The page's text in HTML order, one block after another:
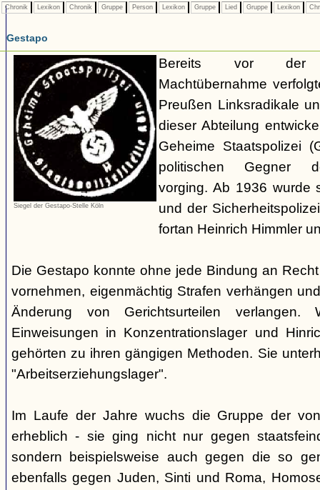
Chronik Lexikon Chronik Gruppe Person Lexikon Gruppe Lied Gruppe Lexikon
Gestapo
Siegel der Gestapo-Stelle Köln
Bereits vor der
Machtübernahme
Preußen Linksradikale
dieser Abteilung
Geheime Staatspolizei
politischen Gegner
vorging. Ab 1936 wurde
und der
fortan Heinrich Himmler
Die Gestapo konnte ohne jede Bindung an
vornehmen, eigenmächtig Strafen verhängen
Änderung von Gerichtsurteilen verlangen.
Einweisungen in Konzentrationslager und
gehörten zu ihren gängigen Methoden. Sie
"Arbeitserziehungslager".
Im Laufe der Jahre wuchs die Gruppe der
erheblich - sie ging nicht nur gegen
sondern beispielsweise auch gegen die so
ebenfalls gegen Juden, Sinti und Roma,